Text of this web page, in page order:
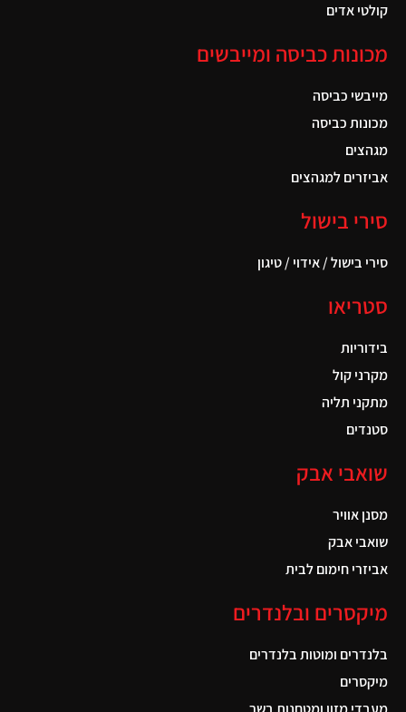
קולטי אדים
מכונות כביסה ומייבשים
מייבשי כביסה
מכונות כביסה
מגהצים
אביזרים למגהצים
סירי בישול
סירי בישול / אידוי / טיגון
סטריאו
בידוריות
מקרני קול
מתקני תליה
סטנדים
שואבי אבק
מסנן אוויר
שואבי אבק
אביזרי חימום לבית
מיקסרים ובלנדרים
בלנדרים ומוטות בלנדרים
מיקסרים